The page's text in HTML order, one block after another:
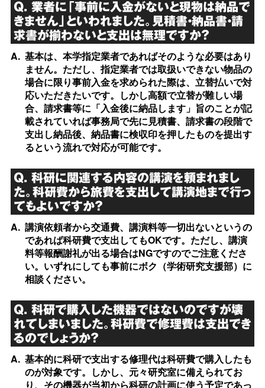
Q. 業者に「事前に入金がないと現物は納品で
きません」といわれました。見積書・納品書・請
求書が揃わないと支出は無理ですか？
A. 基本は、本学指定業者であればそのような必要はあり
ません。ただし、指定業者では取扱いできない物品の
場合に限り事前入金を求められた際は、立替払いで対
応いただきたいです。しかし高額で立替が難しい場
合、請求書等に「入金後に納品します」旨のことが記
載されていれば事務局で先に見積書、請求書の段階で
支出し納品後、納品書に検収印を押したものを提出す
るという流れで対応が可能です。
Q. 科研に関連する内容の講演を頼まれまし
た。科研費から旅費を支出して講演地まで行っ
てもよいですか？
A. 講演依頼者から交通費、講演料等一切出ないというの
であれば科研費で支出してもOKです。ただし、講演
料等報酬謝礼が出る場合はNGですのでご注意くださ
い。いずれにしても事前にボク（学術研究支援部）に
相談ください。
Q. 科研で購入した機器ではないのですが壊
れてしまいました。科研費で修理費は支出でき
るのでしょうか？
A. 基本的に科研で支出する修理代は科研費で購入したも
のが対象です。しかし、元々研究室に備えられてお
り、その機器が当初から科研の計画に使う予定であっ